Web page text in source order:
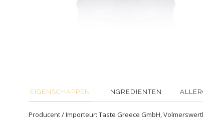
EIGENSCHAPPEN INGREDIENTEN
Producent / Importeur: Taste Greece GmbH,